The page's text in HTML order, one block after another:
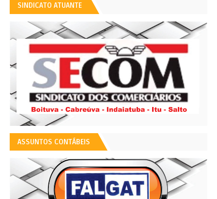
SINDICATO ATUANTE
ASSUNTOS CONTÁBEIS